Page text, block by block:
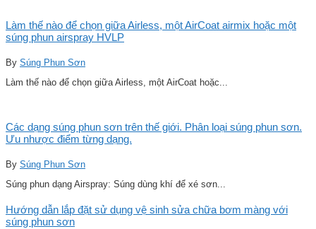
Làm thế nào để chọn giữa Airless, một AirCoat airmix hoặc một
súng phun airspray HVLP
By Súng Phun Sơn
Làm thế nào để chọn giữa Airless, một AirCoat hoặc...
Các dạng súng phun sơn trên thế giới. Phân loại súng phun sơn.
Ưu nhược điểm từng dạng.
By Súng Phun Sơn
Súng phun dạng Airspray: Súng dùng khí để xé sơn...
Hướng dẫn lắp đặt sử dụng vệ sinh sửa chữa bơm màng với
súng phun sơn